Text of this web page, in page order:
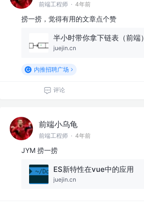
前端工程师 · 4年前
捞一捞，觉得有用的文章点个赞
半小时带你拿下链表（前端）
juejin.cn
内推招聘广场
评论
前端小乌龟
前端工程师 · 4年前
JYM 捞一捞
ES新特性在vue中的应用
juejin.cn